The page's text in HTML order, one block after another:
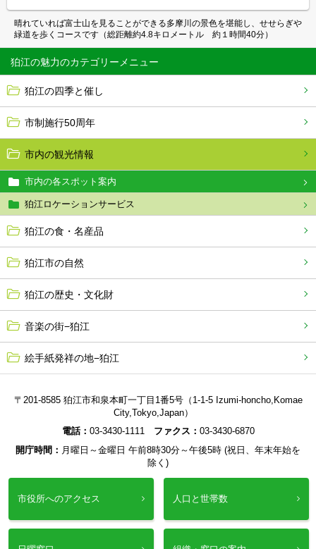
狛江の魅力
狛江の四季と催し
市制施行50周年
市内の観光情報
市内の各スポット案内
狛江ロケーションサービス
狛江の食・名産品
狛江市の自然
狛江の歴史・文化財
音楽の街−狛江
絵手紙発祥の地−狛江
晴れていれば富士山を見ることができる多摩川の景色を堪能し、せせらぎや
緑道を歩くコースです（総距離約4.8キロメートル 約１時間40分）
〒201-8585 狛江市和泉本町一丁目1番5号（1-1-5 Izumi-honcho,Komae
City,Tokyo,Japan）
電話： 03-3430-1111 ファクス： 03-3430-6870
開庁時間： 月曜日～金曜日 午前8時30分～午後5時 (祝日、年末年始を
除く)
市役所へのアクセス 人口と世帯数